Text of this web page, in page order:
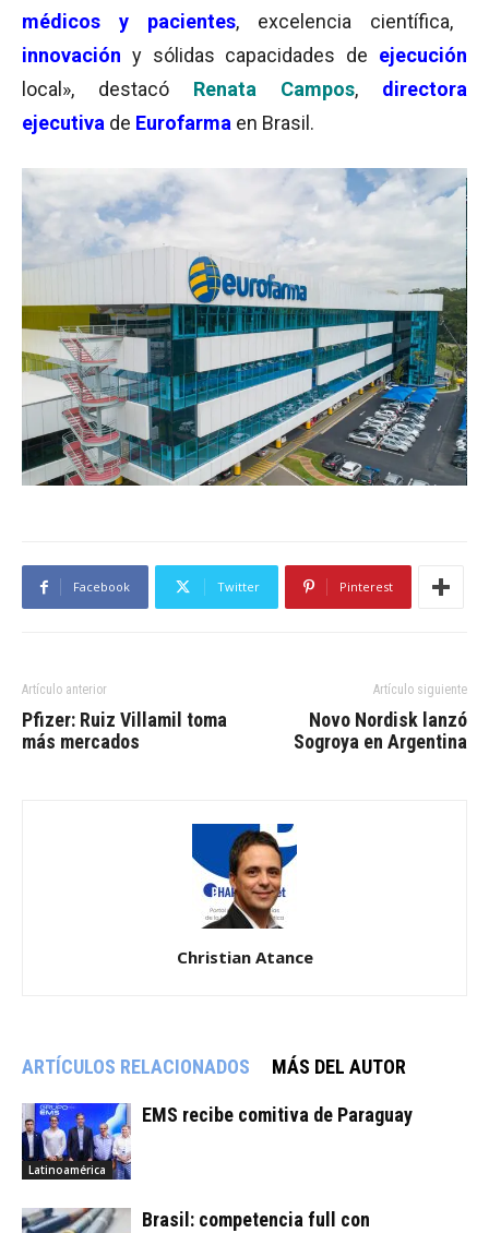
médicos y pacientes, excelencia científica,
innovación y sólidas capacidades de ejecución
local», destacó Renata Campos, directora
ejecutiva de Eurofarma en Brasil.
Facebook Twitter Pinterest
Artículo anterior
Pfizer: Ruiz Villamil toma
más mercados
Artículo siguiente
Novo Nordisk lanzó
Sogroya en Argentina
Christian Atance
ARTÍCULOS RELACIONADOS MÁS DEL AUTOR
Latinoamérica
EMS recibe comitiva de Paraguay
Brasil: competencia full con